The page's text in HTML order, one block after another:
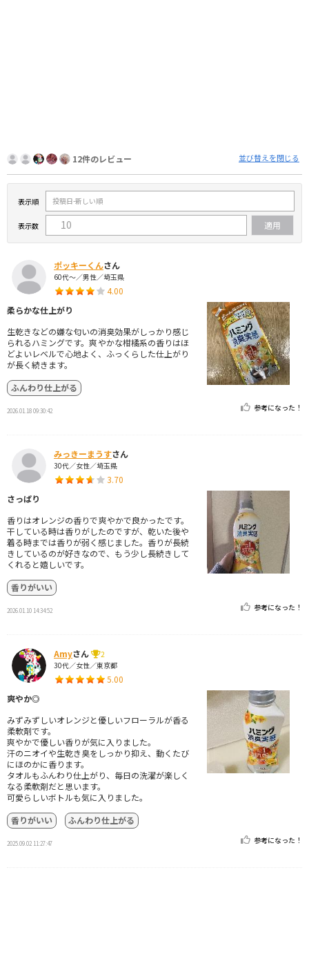
12件のレビュー 並び替えを閉じる
表示順
表示数
ポッキーくんさん
60代～／男性／埼玉県
4.00
柔らかな仕上がり
生乾きなどの嫌な匂いの消臭効果がしっかり感じ
られるハミングです。爽やかな柑橘系の香りはほ
どよいレベルで心地よく、ふっくらした仕上がり
が長く続きます。
ふんわり仕上がる
2026.01.18 09:30:42 参考になった！
みっきーまうすさん
30代／女性／埼玉県
3.70
さっぱり
香りはオレンジの香りで爽やかで良かったです。
干している時は香りがしたのですが、乾いた後や
着る時までは香りが弱く感じました。香りが長続
きしているのが好きなので、もう少し長続きして
くれると嬉しいです。
香りがいい
2026.01.10 14:34:52 参考になった！
Amyさん
2
30代／女性／東京都
5.00
爽やか◎
みずみずしいオレンジと優しいフローラルが香る
柔軟剤です。
爽やかで優しい香りが気に入りました。
汗のニオイや生乾き臭をしっかり抑え、動くたび
にほのかに香ります。
タオルもふんわり仕上がり、毎日の洗濯が楽しく
なる柔軟剤だと思います。
可愛らしいボトルも気に入りました。
香りがいい
ふんわり仕上がる
2025.09.02 11:27:47 参考になった！